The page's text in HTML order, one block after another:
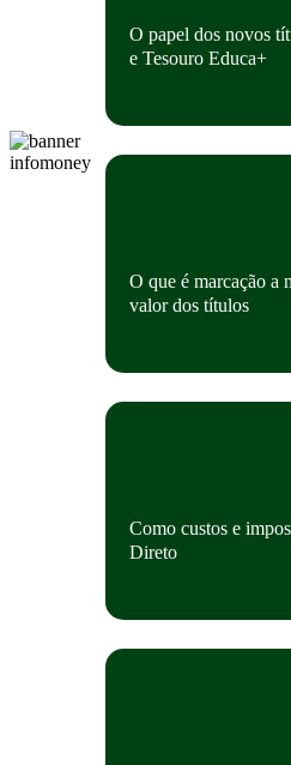
O papel dos novos
e Tesouro Educa+
O que é marcação a
valor dos títulos
Como custos e
Direto